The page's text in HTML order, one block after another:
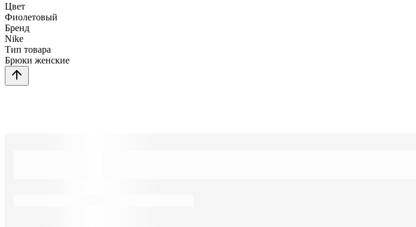
Цвет
Фиолетовый
Бренд
Nike
Тип товара
Брюки женские